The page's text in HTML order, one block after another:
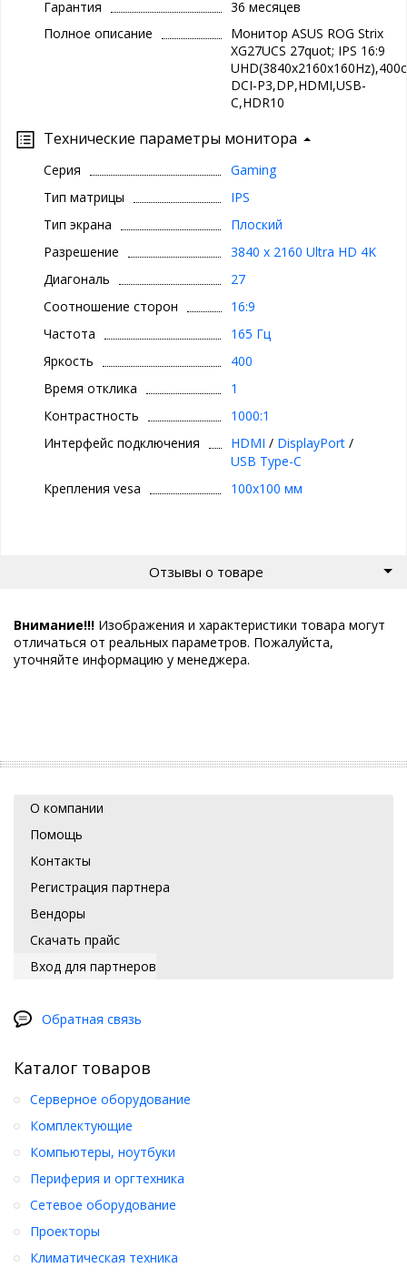
Гарантия
36 месяцев
Полное описание
Монитор ASUS ROG Strix
XG27UCS 27quot; IPS 16:9
DCI-P3,DP,HDMI,USB-
C,HDR10
Технические параметры монитора
Серия
Gaming
Тип матрицы
IPS
Тип экрана
Плоский
Разрешение
3840 x 2160 Ultra HD 4K
Диагональ
27
Соотношение сторон
16:9
Частота
165 Гц
Яркость
400
Время отклика
1
Контрастность
1000:1
Интерфейс подключения
HDMI / DisplayPort/
USB Type-C
Крепления vesa
100x100 мм
Отзывы о товаре
Внимание!!! Изображения и характеристики товара могут
отличаться от реальных параметров. Пожалуйста,
уточняйте информацию у менеджера.
О компании
Помощь
Контакты
Регистрация партнера
Вендоры
Скачать прайс
Вход для партнеров
Обратная связь
Каталог товаров
Серверное оборудование
Комплектующие
Компьютеры, ноутбуки
Периферия и оргтехника
Сетевое оборудование
Проекторы
Климатическая техника